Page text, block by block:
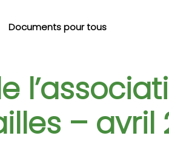
Documents pour tous
– avril